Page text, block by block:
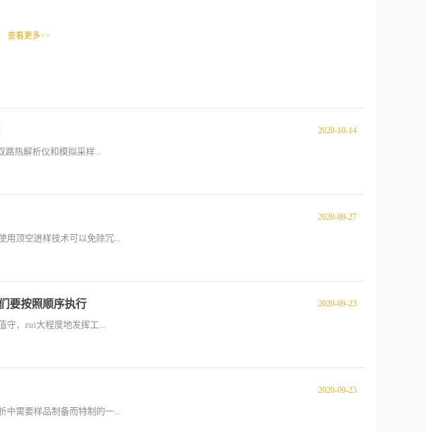
查看更多>>
2020-10-14
路热解析仪和模拟采样...
2020-09-27
用顶空进样技术可以免除冗...
要按照顺序执行 2020-09-23
守，zui大程度地发挥工...
2020-09-23
中需要样品制备而特制的一...